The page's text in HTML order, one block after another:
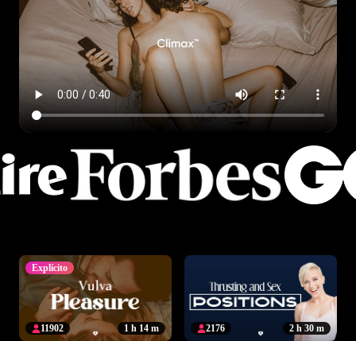
Explícito
1 h 14 m
11902 2 h 30 m
2176